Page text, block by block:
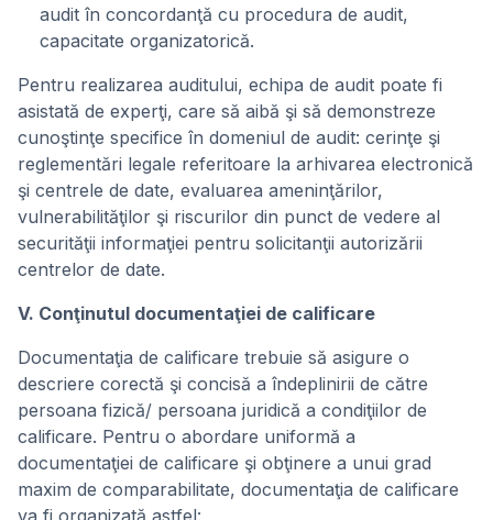
audit în concordanţă cu procedura de audit,
capacitate organizatorică.
Pentru realizarea auditului, echipa de audit poate fi
asistată de experţi, care să aibă şi să demonstreze
cunoştinţe specifice în domeniul de audit: cerinţe şi
reglementări legale referitoare la arhivarea electronică
şi centrele de date, evaluarea ameninţărilor,
vulnerabilităţilor şi riscurilor din punct de vedere al
securităţii informaţiei pentru solicitanţii autorizării
centrelor de date.
V. Conţinutul documentaţiei de calificare
Documentaţia de calificare trebuie să asigure o
descriere corectă şi concisă a îndeplinirii de către
persoana fizică/ persoana juridică a condiţiilor de
calificare. Pentru o abordare uniformă a
documentaţiei de calificare şi obţinere a unui grad
maxim de comparabilitate, documentaţia de calificare
va fi organizată astfel: